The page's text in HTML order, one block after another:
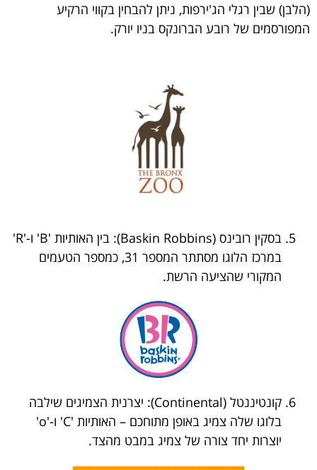
(הלבן) שבין רגלי הג'ירפות, ניתן להבחין בקווי הרקיע
המפורסמים של רובע הברונקס בניו יורק.
בסקין רובינס (Baskin Robbins): בין האותיות 'B' ו-'R'
במרכז הלוגו מסתתר המספר 31, כמספר הטעמים
המקורי שהציעה הרשת.
קונטיננטל (Continental): יצרנית הצמיגים שילבה
בלוגו שלה צמיג באופן מתוחכם – האותיות 'C' ו-'o'
יוצרות יחד צורה של צמיג במבט מהצד.